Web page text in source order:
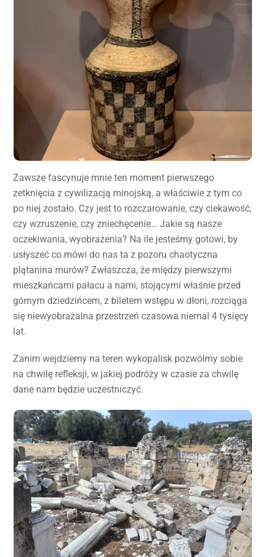
Zawsze fascynuje mnie ten moment pierwszego
zetknięcia z cywilizacją minojską, a właściwie z tym co
po niej zostało. Czy jest to rozczarowanie, czy ciekawość,
czy wzruszenie, czy zniechęcenie… Jakie są nasze
oczekiwania, wyobrażenia? Na ile jesteśmy gotowi, by
usłyszeć co mówi do nas ta z pozoru chaotyczna
plątanina murów? Zwłaszcza, że między pierwszymi
mieszkańcami pałacu a nami, stojącymi właśnie przed
górnym dziedzińcem, z biletem wstępu w dłoni, rozciąga
się niewyobrażalna przestrzeń czasowa niemal 4 tysięcy
lat.
Zanim wejdziemy na teren wykopalisk pozwólmy sobie
na chwilę refleksji, w jakiej podróży w czasie za chwilę
dane nam będzie uczestniczyć.